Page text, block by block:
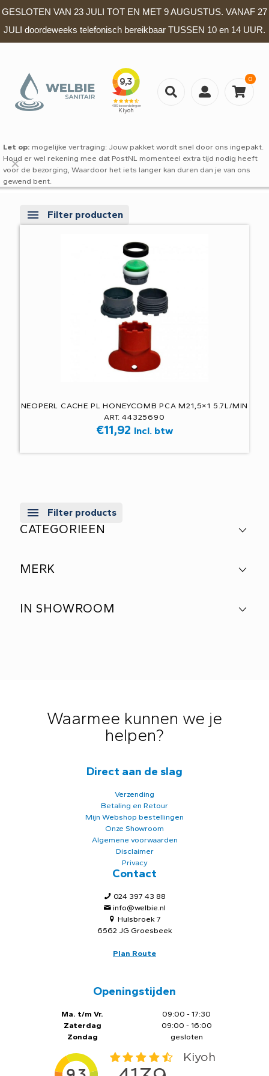
GESLOTEN VAN 23 JULI TOT EN MET 9 AUGUSTUS. VANAF 27
JULI doordeweeks telefonisch bereikbaar TUSSEN 10 en 14 UUR.
0
Let op: mogelijke vertraging: Jouw pakket wordt snel door ons ingepakt.
Houd er wel rekening mee dat PostNL momenteel extra tijd nodig heeft
voor de bezorging, Waardoor het iets langer kan duren dan je van ons
gewend bent.
✕
Filter producten
NEOPERL CACHE PL HONEYCOMB PCA M21,5×1 5.7L/MIN
ART. 44325690
€11,92 Incl. btw
Filter products
CATEGORIEEN
MERK
IN SHOWROOM
Waarmee kunnen we je
helpen?
Direct aan de slag
Verzending
Betaling en Retour
Mijn Webshop bestellingen
Onze Showroom
Algemene voorwaarden
Disclaimer
Privacy
Contact
024 397 43 88
info@welbie.nl
Hulsbroek 7
6562 JG Groesbeek
Plan Route
Openingstijden
Ma. t/m Vr.
Zaterdag
Zondag
09:00 - 17:30
09:00 - 16:00
gesloten